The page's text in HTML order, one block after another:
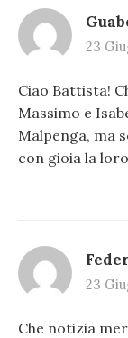
23
Ciao Battista!
Massimo e
Malpenga, ma
con gioia la
23
Che notizia